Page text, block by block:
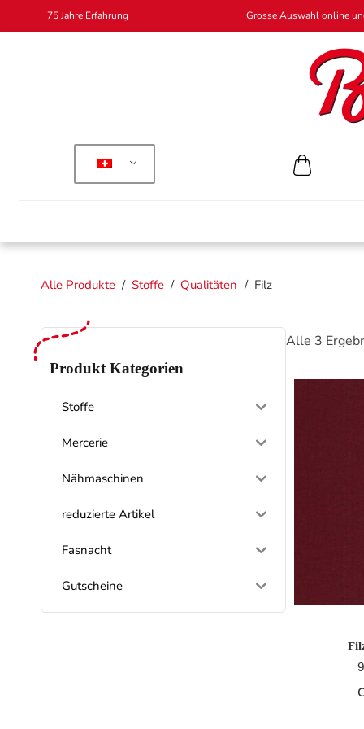
75 Jahre Erfahrung Grosse Auswahl online
Alle Produkte / Stoffe / Qualitäten / Filz
Produkt Kategorien
Stoffe
Mercerie
Nähmaschinen
reduzierte Artikel
Fasnacht
Gutscheine
Alle 3